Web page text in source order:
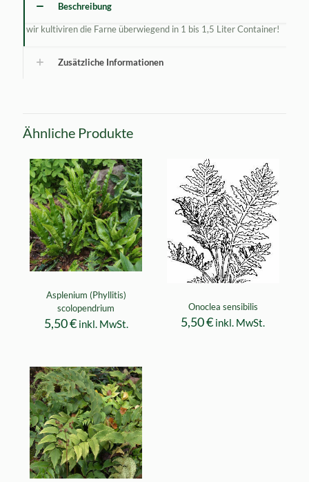
Beschreibung
wir kultiviren die Farne überwiegend in 1 bis 1,5 Liter Container!
Zusätzliche Informationen
Ähnliche Produkte
Asplenium (Phyllitis)
scolopendrium
5,50€ inkl. MwSt.
Onoclea sensibilis
5,50€ inkl. MwSt.